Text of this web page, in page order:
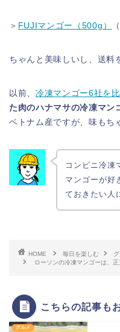
＞ FUJIマンゴー（500g）
ちゃんと美味しいし、送料
以前、冷凍マンゴー6社を
た肉のハナマサの冷凍マン
ベトナム産ですが、味もち
コンビニ冷凍
マンゴーが好
ておきたい人
HOME 毎日を楽しむ
ローソンの冷凍マンゴーは、
こちらの記事も
グルメ